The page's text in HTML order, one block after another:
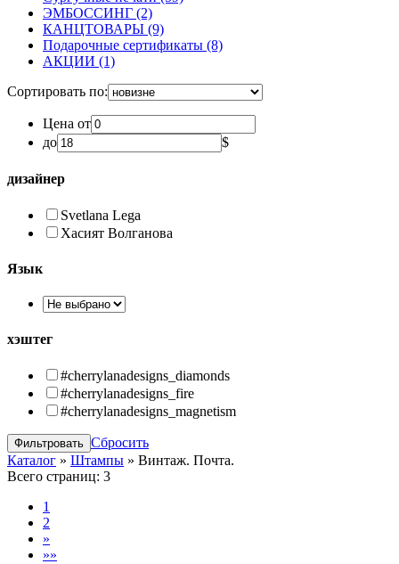
ЭМБОССИНГ (2)
КАНЦТОВАРЫ (9)
Подарочные сертификаты (8)
АКЦИИ (1)
Сортировать по:
Цена от
до
$
дизайнер
Svetlana Lega
Хасият Волганова
Язык
хэштег
#cherrylanadesigns_diamonds
#cherrylanadesigns_fire
#cherrylanadesigns_magnetism
Сбросить
Каталог » Штампы » Винтаж. Почта.
Всего страниц: 3
1
2
»
»»